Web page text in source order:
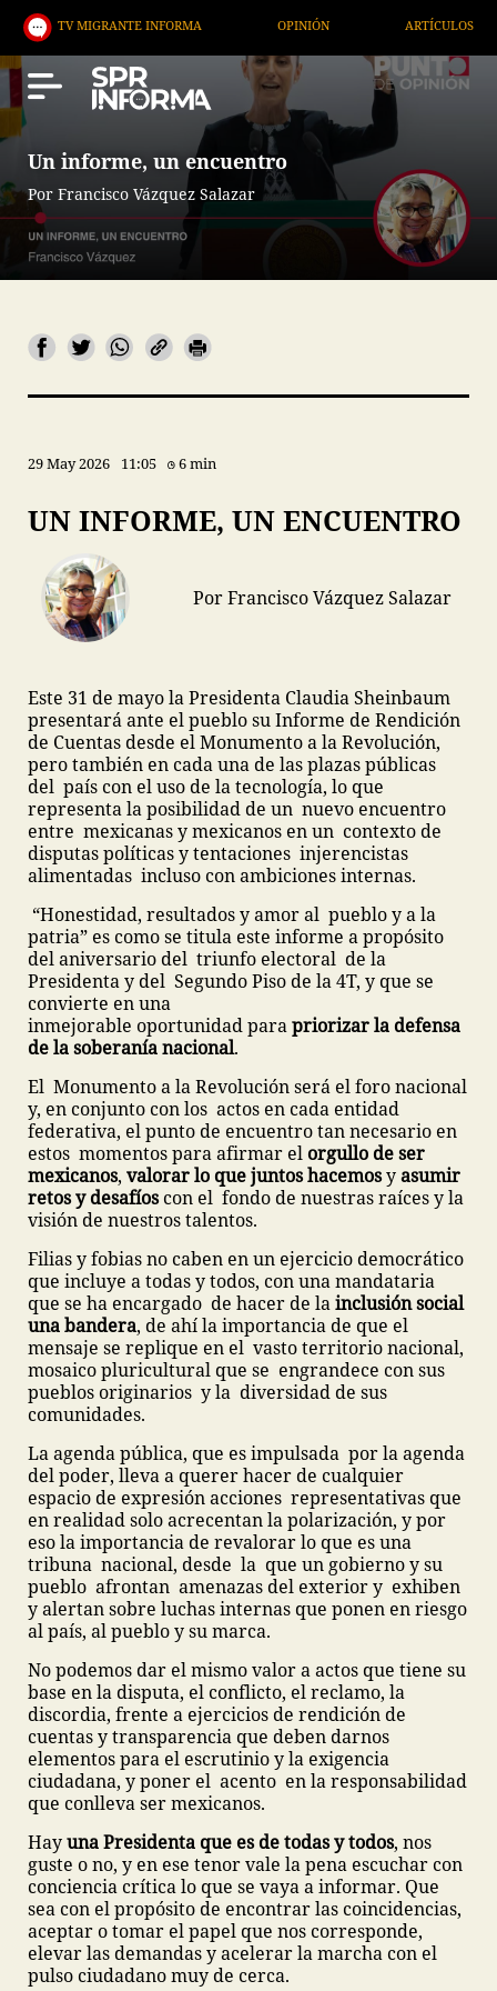
MIGRANTE INFORMA
Un informe, un encuentro
Por Francisco Vázquez Salazar
29 May 2026 11:05 6 min
UN INFORME, UN ENCUENTRO
Por Francisco Vázquez Salazar
Este 31 de mayo la Presidenta Claudia Sheinbaum
presentará ante el pueblo su Informe de Rendición
de Cuentas desde el Monumento a la Revolución,
pero también en cada una de las plazas públicas
del país con el uso de la tecnología, lo que
representa la posibilidad de un nuevo encuentro
entre mexicanas y mexicanos en un contexto de
disputas políticas y tentaciones injerencistas
alimentadas incluso con ambiciones internas.
“Honestidad, resultados y amor al pueblo y a la
patria” es como se titula este informe a propósito
del aniversario del triunfo electoral de la
Presidenta y del Segundo Piso de la 4T, y que se
convierte en una
inmejorable oportunidad parapriorizar la defensa
de la soberanía nacional.
El Monumento a la Revolución será el foro nacional
y, en conjunto con los actos en cada entidad
federativa, el punto de encuentro tan necesario en
estos momentos para afirmar el orgullo de ser
mexicanos, valorar lo que juntos hacemosyasumir
retos y desafíoscon el fondo de nuestras raíces y la
visión de nuestros talentos.
Filias y fobias no caben en un ejercicio democrático
que incluye a todas y todos, con una mandataria
que se ha encargado de hacer de lainclusión social
una bandera, de ahí la importancia de que el
mensaje se replique en el vasto territorio nacional,
mosaico pluricultural que se engrandece con sus
pueblos originarios y la diversidad de sus
comunidades.
La agenda pública, que es impulsada por la agenda
del poder, lleva a querer hacer de cualquier
espacio de expresión acciones representativas que
en realidad solo acrecentan la polarización, y por
eso la importancia de revalorar lo que es una
tribuna nacional, desde la que un gobierno y su
pueblo afrontan amenazas del exterior y exhiben
y alertan sobre luchas internas que ponen en riesgo
al país, al pueblo y su marca.
No podemos dar el mismo valor a actos que tiene su
base en la disputa, el conflicto, el reclamo, la
discordia, frente a ejercicios de rendición de
cuentas y transparencia que deben darnos
elementos para el escrutinio y la exigencia
ciudadana, y poner el acento en la responsabilidad
que conlleva ser mexicanos.
Hayuna Presidenta que es de todas y todos, nos
guste o no, y en ese tenor vale la pena escuchar con
conciencia crítica lo que se vaya a informar. Que
sea con el propósito de encontrar las coincidencias,
aceptar o tomar el papel que nos corresponde,
elevar las demandas y acelerar la marcha con el
pulso ciudadano muy de cerca.